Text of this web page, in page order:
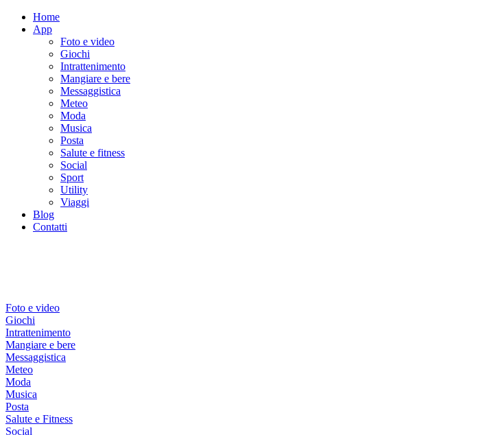
Home
App
Foto e video
Giochi
Intrattenimento
Mangiare e bere
Messaggistica
Meteo
Moda
Musica
Posta
Salute e fitness
Social
Sport
Utility
Viaggi
Blog
Contatti
Foto e video
Giochi
Intrattenimento
Mangiare e bere
Messaggistica
Meteo
Moda
Musica
Posta
Salute e Fitness
Social